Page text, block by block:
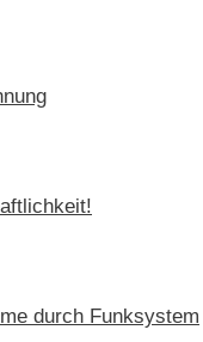
durch Funksystem